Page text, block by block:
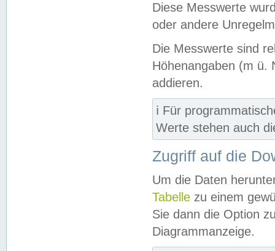
Diese Messwerte
oder andere
Die Messwerte sind
Höhenangaben (m ü.
addieren.
ℹ️ Für
Werte stehen auch
Zugriff auf die
Um die Daten
Tabelle zu einem
Sie dann die Option
Diagrammanzeige.